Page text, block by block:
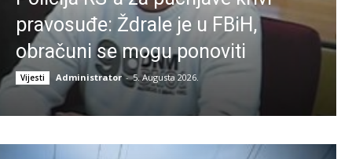
pravosuđe: Ždrale je u FBiH,
obračuni se mogu ponoviti
Vijesti Administrator - 5. Augusta 2026.